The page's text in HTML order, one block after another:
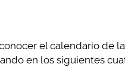
el calendario de
en los siguientes